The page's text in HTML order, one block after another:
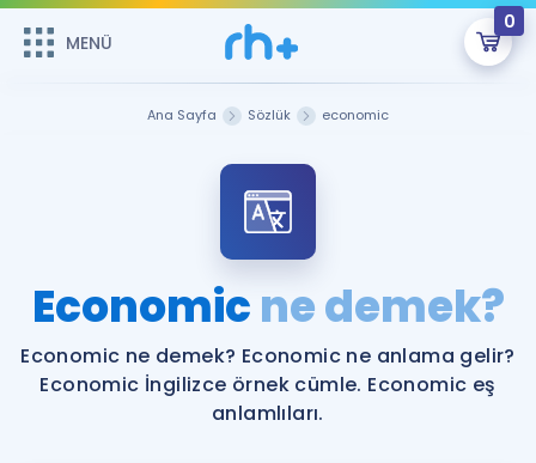
MENÜ
0
ÜYE DEĞİLİM
Sepetin Şu An Boş.
Remzi Hoca ile seni sınava hazırlayacak onlarca eğitim seni
bekliyor!
MENÜ
Faydalı Araçlar
Ana Sayfa Sözlük economic
Economicne demek?
Economic ne demek? Economic ne anlama gelir?
Economic İngilizce örnek cümle. Economic eş
anlamlıları.